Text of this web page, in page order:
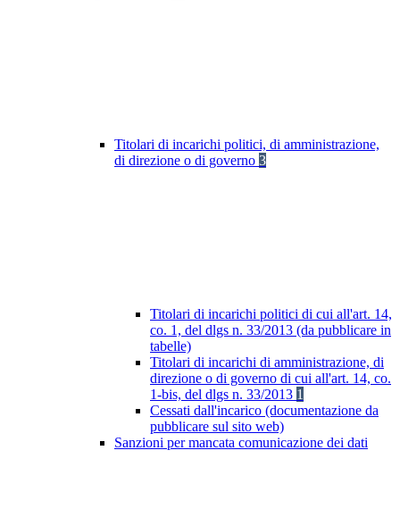
Titolari di incarichi politici, di amministrazione,
di direzione o di governo 3
Titolari di incarichi politici di cui all'art. 14,
co. 1, del dlgs n. 33/2013 (da pubblicare in
tabelle)
Titolari di incarichi di amministrazione, di
direzione o di governo di cui all'art. 14, co.
1-bis, del dlgs n. 33/2013 1
Cessati dall'incarico (documentazione da
pubblicare sul sito web)
Sanzioni per mancata comunicazione dei dati